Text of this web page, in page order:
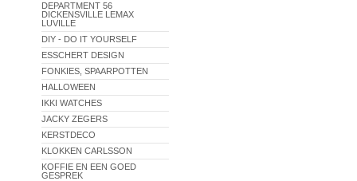
DEPARTMENT 56
DICKENSVILLE LEMAX
LUVILLE
DIY - DO IT YOURSELF
ESSCHERT DESIGN
FONKIES, SPAARPOTTEN
HALLOWEEN
IKKI WATCHES
JACKY ZEGERS
KERSTDECO
KLOKKEN CARLSSON
KOFFIE EN EEN GOED
GESPREK